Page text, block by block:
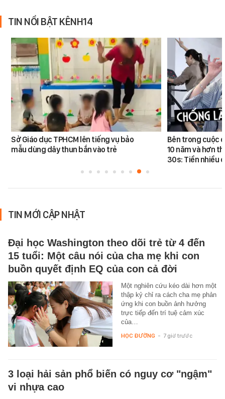
TIN NỔI BẬT KÊNH14
Sở Giáo dục TPHCM lên tiếng vụ bảo
mẫu dùng dây thun bắn vào trẻ
Bên trong cuộc
10 năm và hơn
30s: Tiền nhiều
TIN MỚI CẬP NHẬT
Đại học Washington theo dõi trẻ từ 4 đến
15 tuổi: Một câu nói của cha mẹ khi con
buồn quyết định EQ của con cả đời
Một nghiên cứu kéo dài hơn một
thập kỷ chỉ ra cách cha mẹ phản
ứng khi con buồn ảnh hưởng
trực tiếp đến trí tuệ cảm xúc
của…
HỌC ĐƯỜNG - 7 giờ trước
3 loại hải sản phổ biến có nguy cơ "ngậm"
vi nhựa cao